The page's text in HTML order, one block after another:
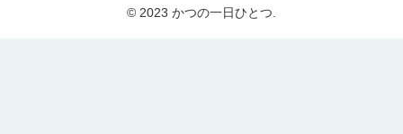
© 2023 かつの一日ひとつ.